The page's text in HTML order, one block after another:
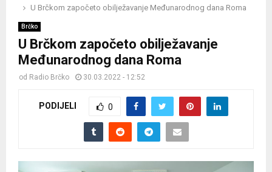
U Brčkom započeto obilježavanje Međunarodnog dana Roma
Brčko
U Brčkom započeto obilježavanje
Međunarodnog dana Roma
od Radio Brčko 30.03.2022 - 12:52
PODIJELI 0